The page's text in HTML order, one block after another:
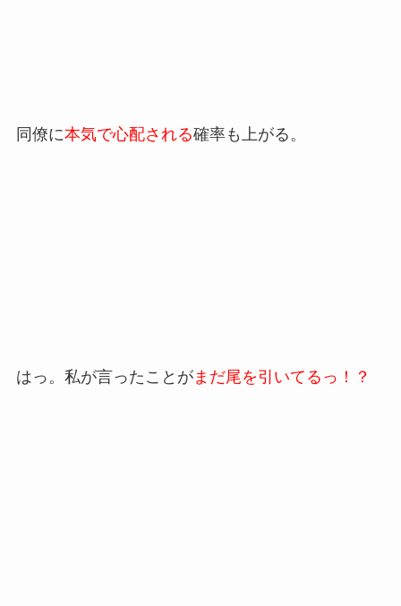
同僚に本気で心配される確率も上がる。
はっ。私が言ったことがまだ尾を引いてるっ！？